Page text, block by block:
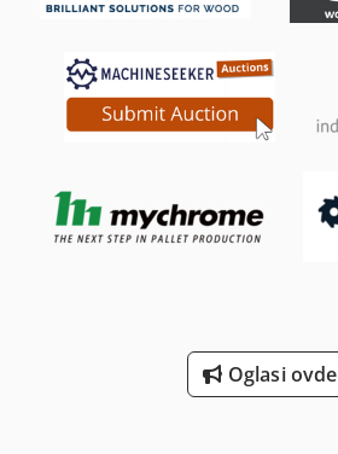
Oglasi ovde